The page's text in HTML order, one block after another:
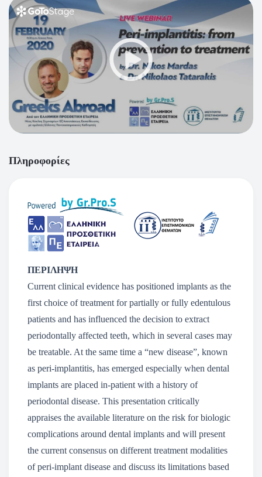
Πληροφορίες
ΠΕΡΙΛΗΨΗ
Current clinical evidence has positioned implants as the
first choice of treatment for partially or fully edentulous
patients and has influenced the decision to extract
periodontally affected teeth, which in several cases may
be treatable. At the same time a “new disease”, known
as peri-implantitis, has emerged especially when dental
implants are placed in-patient with a history of
periodontal disease. This presentation critically
appraises the available literature on the risk for biologic
complications around dental implants and will present
the current consensus on different treatment modalities
of peri-implant disease and discuss its limitations based